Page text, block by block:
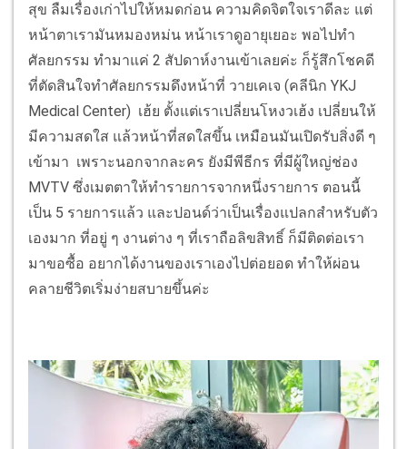
สุข ลืมเรื่องเก่าไปให้หมดก่อน ความคิดจิตใจเราดีละ แต่
หน้าตาเรามันหมองหม่น หน้าเราดูอายุเยอะ พอไปทำ
ศัลยกรรม ทำมาแค่ 2 สัปดาห์งานเข้าเลยค่ะ ก็รู้สึกโชคดี
ที่ตัดสินใจทำศัลยกรรมดึงหน้าที่ วายเคเจ (คลีนิก YKJ
Medical Center) เฮ้ย ตั้งแต่เราเปลี่ยนโหงวเฮ้ง เปลี่ยนให้
มีความสดใส แล้วหน้าที่สดใสขึ้น เหมือนมันเปิดรับสิ่งดี ๆ
เข้ามา เพราะนอกจากละคร ยังมีพีธีกร ที่มีผู้ใหญ่ช่อง
MVTV ซึ่งเมตตาให้ทำรายการจากหนึ่งรายการ ตอนนี้
เป็น 5 รายการแล้ว และปอนด์ว่าเป็นเรื่องแปลกสำหรับตัว
เองมาก ที่อยู่ ๆ งานต่าง ๆ ที่เราถือลิขสิทธิ์ ก็มีติดต่อเรา
มาขอซื้อ อยากได้งานของเราเองไปต่อยอด ทำให้ผ่อน
คลายชีวิตเริ่มง่ายสบายขึ้นค่ะ